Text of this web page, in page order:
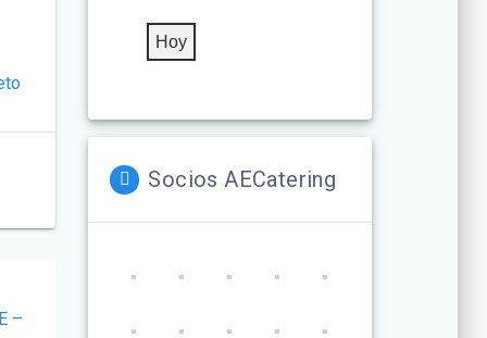
–
Hoy
Socios AECatering